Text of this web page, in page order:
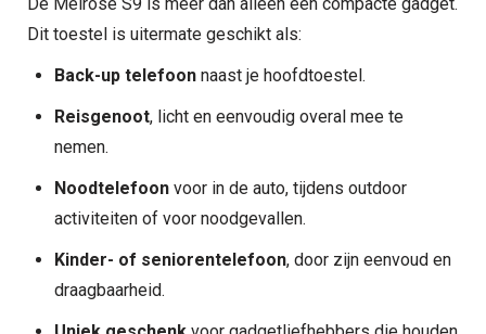
Dit toestel is uitermate geschikt als:
Back-up telefoon naast je hoofdtoestel.
Reisgenoot, licht en eenvoudig overal mee te
nemen.
Noodtelefoon voor in de auto, tijdens outdoor
activiteiten of voor noodgevallen.
Kinder- of seniorentelefoon, door zijn eenvoud en
draagbaarheid.